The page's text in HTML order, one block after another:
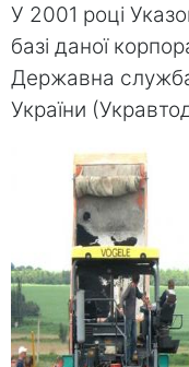
У 2001 році
базі даної
Державна
України